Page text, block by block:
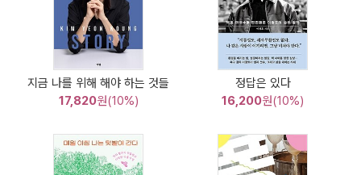
지금 나를 위해 해야 하는 것들
17,820원(10%)
정답은 있다
16,200원(10%)